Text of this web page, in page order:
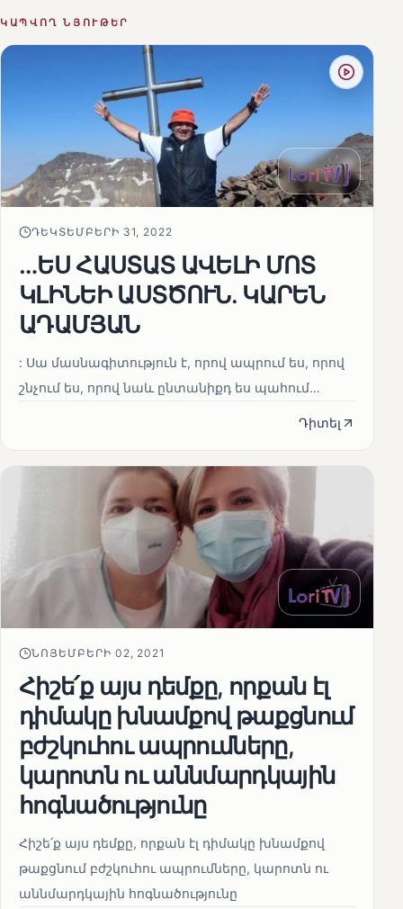
ԿԱՊՎՈՂ ՆՅՈՒԹԵՐ
ԴԵԿՏԵՄԲԵՐԻ 31, 2022
…ԵՍ ՀԱՍՏԱՏ ԱՎԵԼԻ ՄՈՏ
ԿԼԻՆԵԻ ԱՍՏԾՈՒՆ. ԿԱՐԵՆ
ԱԴԱՄՅԱՆ
: Սա մասնագիտություն է, որով ապրում ես, որով
շնչում ես, որով նաև ընտանիքդ ես պահում…
Դիտել
ՆՈՅԵՄԲԵՐԻ 02, 2021
Հիշե՛ք այս դեմքը, որքան էլ
դիմակը խնամքով թաքցնում
բժշկուհու ապրումները,
կարոտն ու աննմարդկային
հոգնածությունը
Հիշե՛ք այս դեմքը, որքան էլ դիմակը խնամքով
թաքցնում բժշկուհու ապրումները, կարոտն ու
աննմարդկային հոգնածությունը